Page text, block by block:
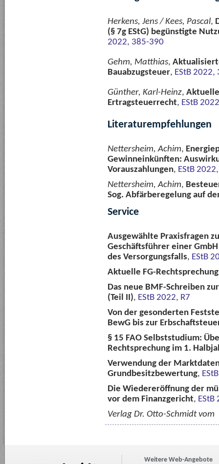
Herkens, Jens / Kees, Pascal,
(§ 7g EStG) begünstigte
2022, 385-390
Gehm, Matthias,
Bauabzugsteuer, EStB 2022,
Günther, Karl-Heinz, Aktuelle
Ertragsteuerrecht, EStB
Literaturempfehlungen
Nettersheim, Achim,
Gewinneinkünften:
Vorauszahlungen, EStB
Nettersheim, Achim,
Sog. Abfärberegelung auf
Service
Ausgewählte Praxisfragen
Geschäftsführer einer
des Versorgungsfalls, EStB
Aktuelle FG-
Das neue BMF-Schreiben
(Teil II), EStB 2022, R7
Von der gesonderten
BewG bis zur
§ 15 FAO Selbststudium:
Rechtsprechung im 1.
Verwendung der
Grundbesitzbewertung,
Die Wiedereröffnung der
vor dem Finanzgericht, EStB
Verlag Dr. Otto-Schmidt vom
Weitere Web-Angebote